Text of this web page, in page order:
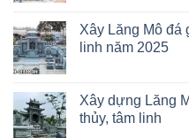
Xây Lăng Mô đá
linh năm 2025
Xây dựng Lăng
thủy, tâm linh